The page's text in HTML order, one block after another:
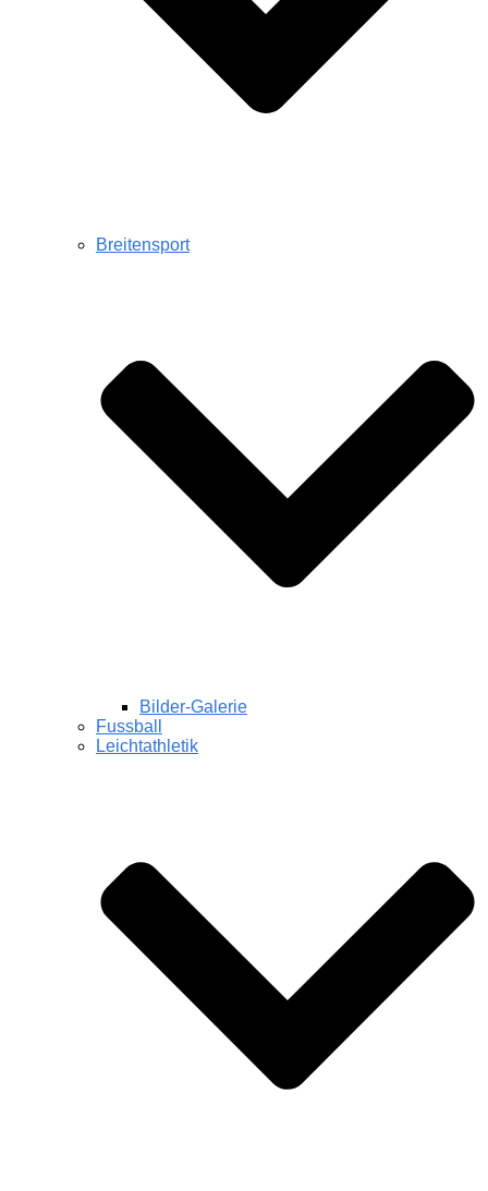
Breitensport
Bilder-Galerie
Fussball
Leichtathletik